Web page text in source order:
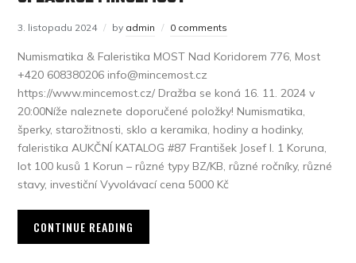
3. listopadu 2024 by admin 0 comments
Numismatika & Faleristika MOST Nad Koridorem 776, Most
+420 608380206 info@mincemost.cz
https://www.mincemost.cz/ Dražba se koná 16. 11. 2024 v
20:00Níže naleznete doporučené položky! Numismatika,
šperky, starožitnosti, sklo a keramika, hodiny a hodinky,
faleristika AUKČNÍ KATALOG #87 František Josef I. 1 Koruna,
lot 100 kusů 1 Korun – různé typy BZ/KB, různé ročníky, různé
stavy, investiční Vyvolávací cena 5000 Kč
CONTINUE READING